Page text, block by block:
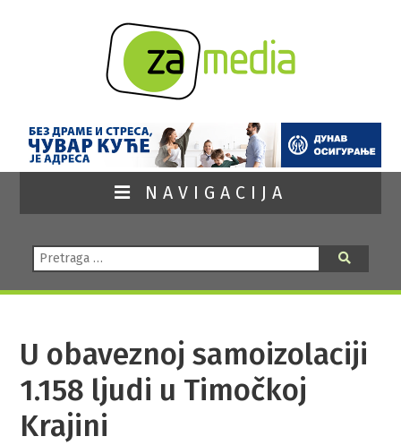
NAVIGACIJA
Pretraga:
U obaveznoj samoizolaciji
1.158 ljudi u Timočkoj
Krajini